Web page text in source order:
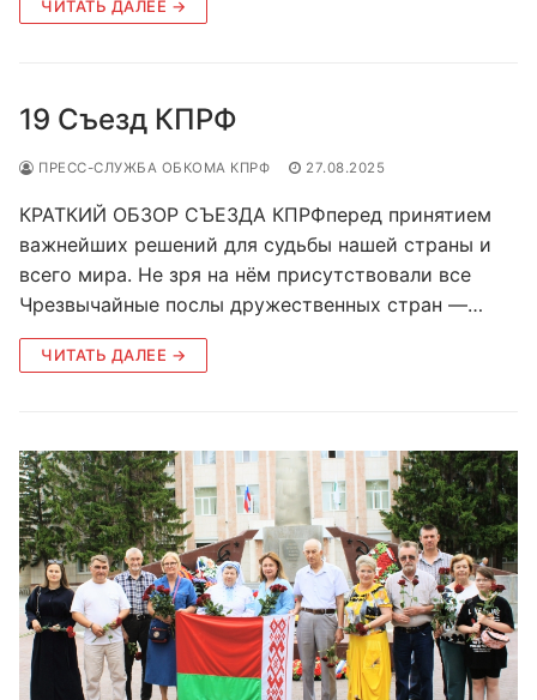
ЧИТАТЬ ДАЛЕЕ →
19 Съезд КПРФ
ПРЕСС-СЛУЖБА ОБКОМА КПРФ 27.08.2025
КРАТКИЙ ОБЗОР СЪЕЗДА КПРФперед принятием
важнейших решений для судьбы нашей страны и
всего мира. Не зря на нём присутствовали все
Чрезвычайные послы дружественных стран —…
ЧИТАТЬ ДАЛЕЕ →